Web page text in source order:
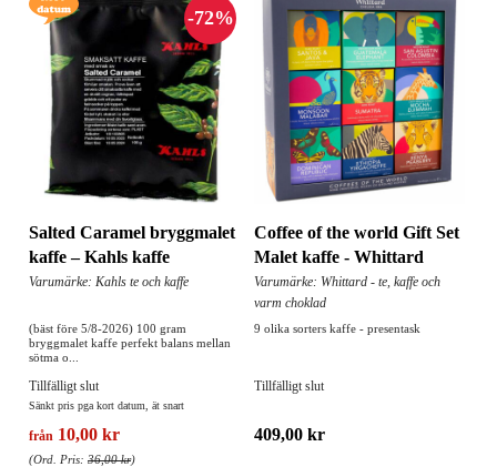
Salted Caramel bryggmalet
kaffe – Kahls kaffe
Varumärke: Kahls te och kaffe
(bäst före 5/8-2026) 100 gram
bryggmalet kaffe perfekt balans mellan
sötma o...
Tillfälligt slut
Sänkt pris pga kort datum, ät snart
från 10,00 kr
(Ord. Pris: 36,00 kr)
Coffee of the world Gift Set
Malet kaffe - Whittard
Varumärke: Whittard - te, kaffe och
varm choklad
9 olika sorters kaffe - presentask
Tillfälligt slut
409,00 kr